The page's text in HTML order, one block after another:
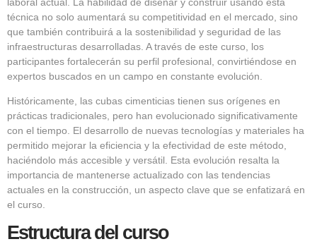
técnica no solo aumentará su competitividad en el mercado, sino
que también contribuirá a la sostenibilidad y seguridad de las
infraestructuras desarrolladas. A través de este curso, los
participantes fortalecerán su perfil profesional, convirtiéndose en
expertos buscados en un campo en constante evolución.
Históricamente, las cubas cimenticias tienen sus orígenes en
prácticas tradicionales, pero han evolucionado significativamente
con el tiempo. El desarrollo de nuevas tecnologías y materiales ha
permitido mejorar la eficiencia y la efectividad de este método,
haciéndolo más accesible y versátil. Esta evolución resalta la
importancia de mantenerse actualizado con las tendencias
actuales en la construcción, un aspecto clave que se enfatizará en
el curso.
Estructura del curso